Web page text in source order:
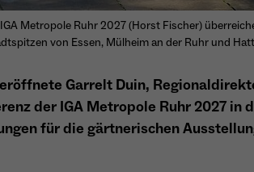
des Besuchers.
Metropole Ruhr 2027 (Horst Fischer)
von Essen, Mülheim an der Ruhr und
Garrelt Duin,
der IGA Metropole Ruhr 2027 in
für die gärtnerischen